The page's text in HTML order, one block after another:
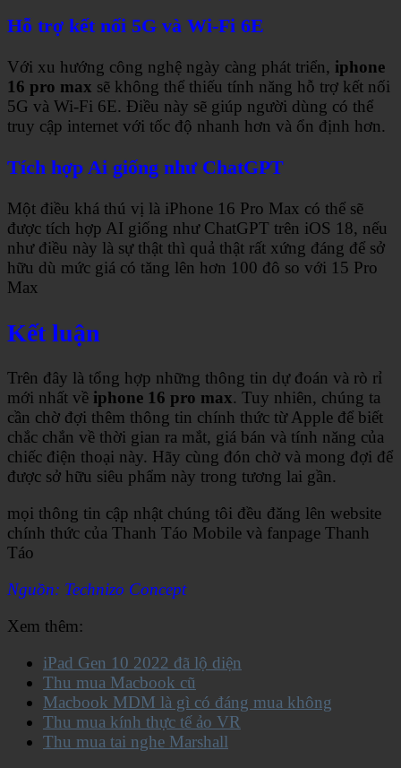
Hỗ trợ kết nối 5G và Wi-Fi 6E
Với xu hướng công nghệ ngày càng phát triển, iphone
16 pro max sẽ không thể thiếu tính năng hỗ trợ kết nối
5G và Wi-Fi 6E. Điều này sẽ giúp người dùng có thể
truy cập internet với tốc độ nhanh hơn và ổn định hơn.
Tích hợp Ai giống như ChatGPT
Một điều khá thú vị là iPhone 16 Pro Max có thể sẽ
được tích hợp AI giống như ChatGPT trên iOS 18, nếu
như điều này là sự thật thì quả thật rất xứng đáng để sở
hữu dù mức giá có tăng lên hơn 100 đô so với 15 Pro
Max
Kết luận
Trên đây là tổng hợp những thông tin dự đoán và rò rỉ
mới nhất về iphone 16 pro max. Tuy nhiên, chúng ta
cần chờ đợi thêm thông tin chính thức từ Apple để biết
chắc chắn về thời gian ra mắt, giá bán và tính năng của
chiếc điện thoại này. Hãy cùng đón chờ và mong đợi để
được sở hữu siêu phẩm này trong tương lai gần.
mọi thông tin cập nhật chúng tôi đều đăng lên website
chính thức của Thanh Táo Mobile và fanpage Thanh
Táo
Nguồn: Technizo Concept
Xem thêm:
iPad Gen 10 2022 đã lộ diện
Thu mua Macbook cũ
Macbook MDM là gì có đáng mua không
Thu mua kính thực tế ảo VR
Thu mua tai nghe Marshall